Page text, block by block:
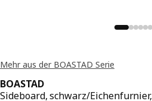
Mehr aus der BOASTAD Serie
BOASTAD
Sideboard, schwarz/Eichenfurnier,